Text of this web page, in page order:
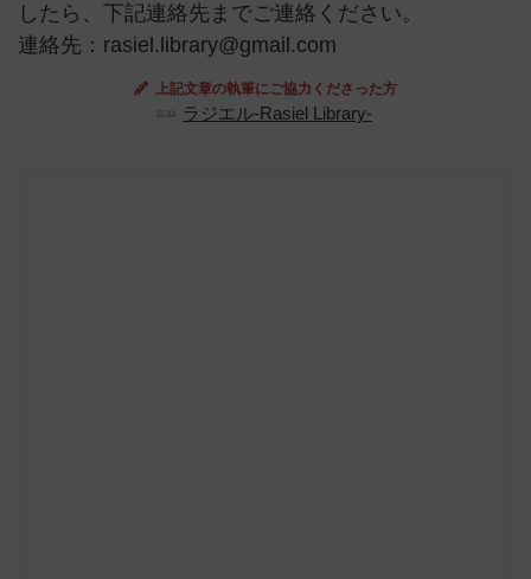
したら、下記連絡先までご連絡ください。
連絡先：rasiel.library@gmail.com
上記文章の執筆にご協力くださった方
ラジエル-Rasiel Library-